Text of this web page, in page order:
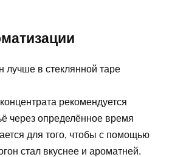
лучше в стеклянной таре
рекомендуется
через определённое время
для того, чтобы с помощью
стал вкуснее и ароматней.